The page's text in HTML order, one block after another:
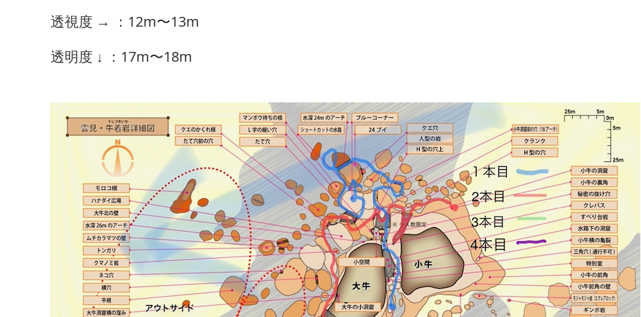
透視度 → ：12m〜13m
透明度 ↓ ：17m〜18m